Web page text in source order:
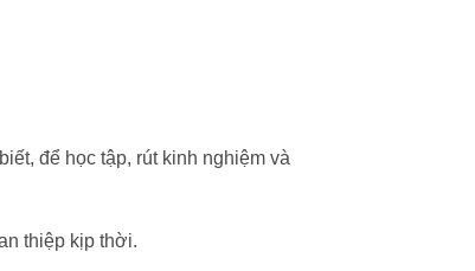
để học tập, rút kinh nghiệm và
thiệp kịp thời.